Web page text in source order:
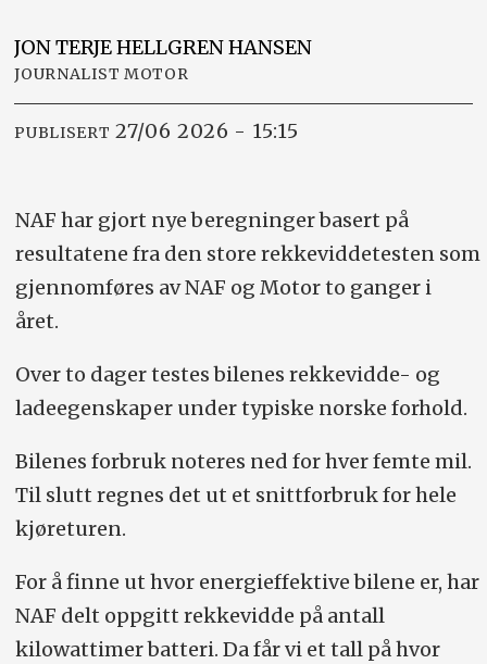
JON TERJE HELLGRENHANSEN
JOURNALIST MOTOR
PUBLISERT 27/06 2026 - 15:15
NAF har gjort nye beregninger basert på
resultatene fra den store rekkeviddetesten som
gjennomføres av NAF og Motor to ganger i
året.
Over to dager testes bilenes rekkevidde- og
ladeegenskaper under typiske norske forhold.
Bilenes forbruk noteres ned for hver femte mil.
Til slutt regnes det ut et snittforbruk for hele
kjøreturen.
For å finne ut hvor energi­effektive bilene er, har
NAF delt oppgitt rekkevidde på antall
kilowattimer batteri. Da får vi et tall på hvor